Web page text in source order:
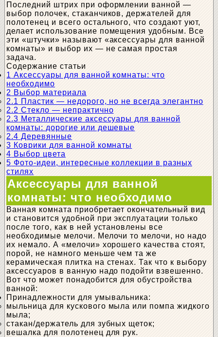
Последний штрих при оформлении ванной —
выбор полочек, стаканчиков, держателей для
полотенец и всего остального, что создают уют,
делает использование помещения удобным. Все
эти «штучки» называют «аксессуары для ванной
комнаты» и выбор их — не самая простая
задача.
Содержание статьи
1 Аксессуары для ванной комнаты: что
необходимо
2 Выбор материала
2.1 Пластик — недорого, но не всегда элегантно
2.2 Стекло — непрактично
2.3 Металлические аксессуары для ванной
комнаты: дорогие или дешевые
2.4 Деревянные
3 Коврики для ванной комнаты
4 Выбор цвета
5 Фото-идеи, интересные коллекции в разных
стилях
Аксессуары для ванной
комнаты: что необходимо
Ванная комната приобретает окончательный вид
и становится удобной при эксплуатации только
после того, как в ней установлены все
необходимые мелочи. Мелочи то мелочи, но надо
их немало. А «мелочи» хорошего качества стоят,
порой, не намного меньше чем та же
керамическая плитка на стенах. Так что к выбору
аксессуаров в ванную надо подойти взвешенно.
Вот что может понадобится для обустройства
ванной:
Принадлежности для умывальника:
мыльница для кускового мыла или помпа жидкого
мыла;
стакан/держатель для зубных щеток;
вешалка для полотенец для рук.